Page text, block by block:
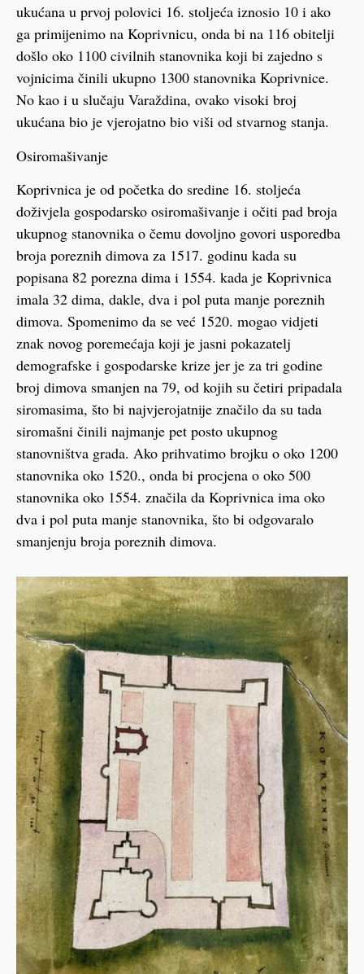
ukućana u prvoj polovici 16. stoljeća iznosio 10 i ako
ga primijenimo na Koprivnicu, onda bi na 116 obitelji
došlo oko 1100 civilnih stanovnika koji bi zajedno s
vojnicima činili ukupno 1300 stanovnika Koprivnice.
No kao i u slučaju Varaždina, ovako visoki broj
ukućana bio je vjerojatno bio viši od stvarnog stanja.
Osiromašivanje
Koprivnica je od početka do sredine 16. stoljeća
doživjela gospodarsko osiromašivanje i očiti pad broja
ukupnog stanovnika o čemu dovoljno govori usporedba
broja poreznih dimova za 1517. godinu kada su
popisana 82 porezna dima i 1554. kada je Koprivnica
imala 32 dima, dakle, dva i pol puta manje poreznih
dimova. Spomenimo da se već 1520. mogao vidjeti
znak novog poremećaja koji je jasni pokazatelj
demografske i gospodarske krize jer je za tri godine
broj dimova smanjen na 79, od kojih su četiri pripadala
siromasima, što bi najvjerojatnije značilo da su tada
siromašni činili najmanje pet posto ukupnog
stanovništva grada. Ako prihvatimo brojku o oko 1200
stanovnika oko 1520., onda bi procjena o oko 500
stanovnika oko 1554. značila da Koprivnica ima oko
dva i pol puta manje stanovnika, što bi odgovaralo
smanjenju broja poreznih dimova.